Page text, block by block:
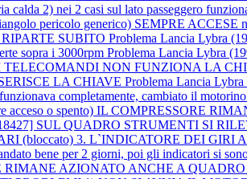
calda 2) nei 2 casi sul lato passeggero
pericolo generico) SEMPRE ACCESE
SUBITO Problema Lancia Lybra
sopra i 3000rpm Problema Lancia Lybra
TELECOMANDI NON FUNZIONA LA
LA CHIAVE Problema Lancia
completamente, cambiato il
acceso o spento) IL COMPRESSORE
SUL QUADRO STRUMENTI SI
(bloccato) 3. L`INDICATORE DEI GIRI
bene per 2 giorni, poi gli indicatori si
RIMANE AZIONATO ANCHE A